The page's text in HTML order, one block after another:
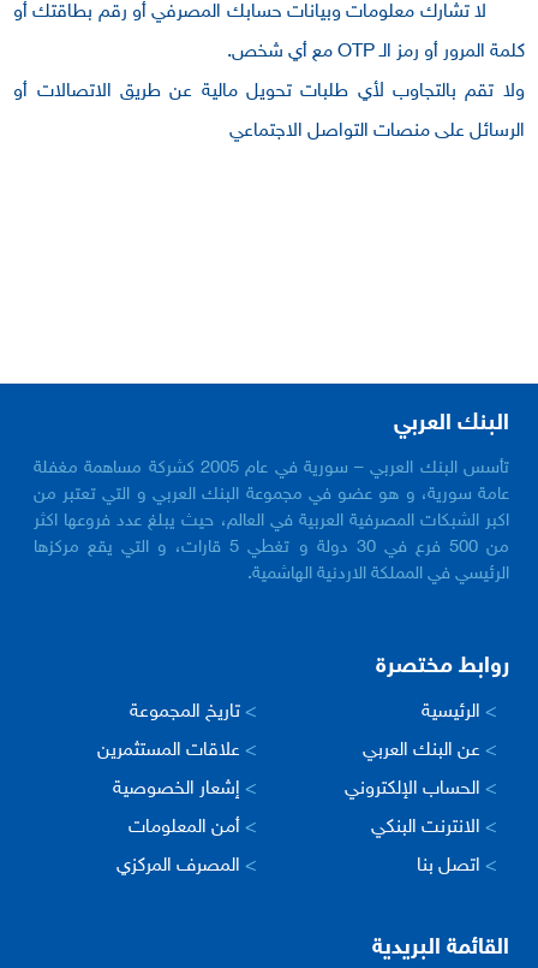
لا تشارك معلومات وبيانات حسابك المصرفي أو رقم بطاقتك أو
كلمة المرور أو رمز الـ OTP مع أي شخص.
ولا تقم بالتجاوب لأي طلبات تحويل مالية عن طريق الاتصالات أو
الرسائل على منصات التواصل الاجتماعي
البنك العربي
تأسس البنك العربي – سورية في عام 2005 كشركة مساهمة مغفلة
عامة سورية، و هو عضو في مجموعة البنك العربي و التي تعتبر من
اكبر الشبكات المصرفية العربية في العالم، حيث يبلغ عدد فروعها اكثر
من 500 فرع في 30 دولة و تغطي 5 قارات، و التي يقع مركزها
الرئيسي في المملكة الاردنية الهاشمية.
روابط مختصرة
> الرئيسية > تاريخ المجموعة
> عن البنك العربي > علاقات المستثمرين
> الحساب الإلكتروني > إشعار الخصوصية
> الانترنت البنكي > أمن المعلومات
> اتصل بنا > المصرف المركزي
القائمة البريدية